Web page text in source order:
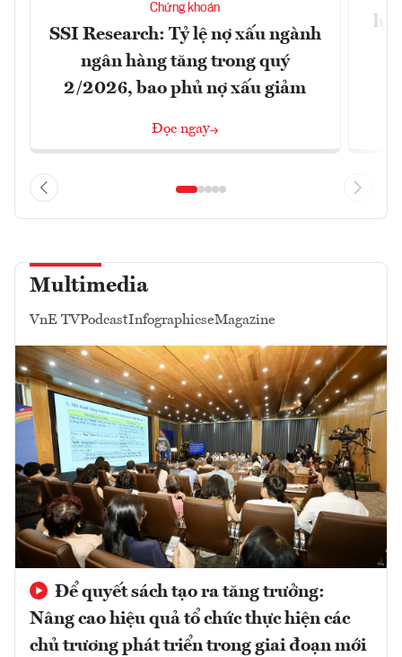
Chứng khoán
SSI Research: Tỷ lệ nợ xấu ngành
ngân hàng tăng trong quý
2/2026, bao phủ nợ xấu giảm
Đọc ngay
lực
Multimedia
VnE TVPodcastInfographicseMagazine
Để quyết sách tạo ra tăng trưởng:
Nâng cao hiệu quả tổ chức thực hiện các
chủ trương phát triển trong giai đoạn mới